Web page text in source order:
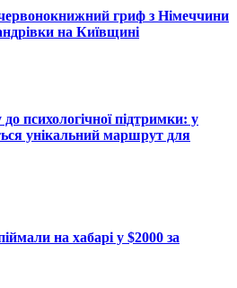
гриф з Німеччини
на Київщині
психологічної підтримки: у
унікальний маршрут для
на хабарі у $2000 за